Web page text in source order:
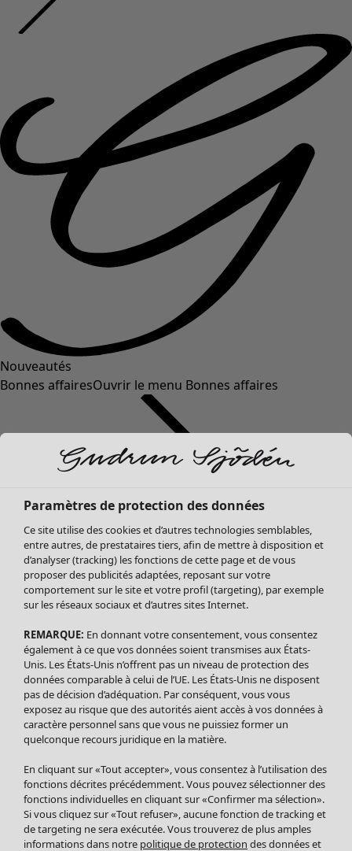
Nouveautés
Bonnes affairesOuvrir le menu Bonnes affaires
Soldes Vêtements
Tous les vêtements
Robes
Tuniques
Blouses
Tops
Gilets
Pantalon
Jupes
Leggings et collants
Accessoires
Chaussures
Vêtements de bain
Soldes Mobilier
Paramètres de protection des données
Ce site utilise des cookies et d’autres technologies semblables,
entre autres, de prestataires tiers, afin de mettre à disposition et
d’analyser (tracking) les fonctions de cette page et de vous
proposer des publicités adaptées, reposant sur votre
comportement sur le site et votre profil (targeting), par exemple
sur les réseaux sociaux et d’autres sites Internet.
REMARQUE: En donnant votre consentement, vous consentez
également à ce que vos données soient transmises aux États-
Unis. Les États-Unis n’offrent pas un niveau de protection des
données comparable à celui de l’UE. Les États-Unis ne disposent
pas de décision d’adéquation. Par conséquent, vous vous
exposez au risque que des autorités aient accès à vos données à
caractère personnel sans que vous ne puissiez former un
quelconque recours juridique en la matière.
En cliquant sur «Tout accepter», vous consentez à l’utilisation des
fonctions décrites précédemment. Vous pouvez sélectionner des
fonctions individuelles en cliquant sur «Confirmer ma sélection».
Si vous cliquez sur «Tout refuser», aucune fonction de tracking et
de targeting ne sera exécutée. Vous trouverez de plus amples
informations dans notre politique de protection des données et